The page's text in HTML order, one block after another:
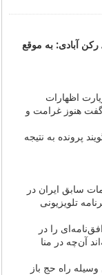
آبادی: به موقع
اظهارات
هنوز غرامت و
پرونده به نتیجه
سابق ایران در
تلویزیونی
را در
آن‌چه در منا
وسیله راه حج باز